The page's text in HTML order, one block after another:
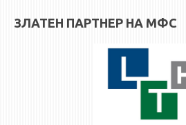
ЗЛАТЕН ПАРТНЕР НА МФС